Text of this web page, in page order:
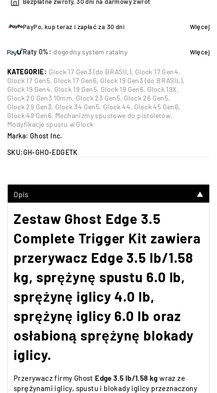
PayPo, kup teraz i zapłać za 30 dni Więcej
Raty 0%: dogodny system ratalny Więcej
KATEGORIE: Glock 17 Gen3 (do BRASIL), Glock 17 Gen4,
Glock 17 Gen5, Glock 17 Gen6, Glock 19 Gen3 (do BRASIL),
Glock 19 Gen4, Glock 19 Gen5, Glock 19 Gen6, Glock 19X,
Glock 20 Gen3 10mm, Glock 23 Gen5, Glock 26 Gen5,
Glock 29 Gen3, Glock 34 Gen5, Glock 44, Glock 45 Gen6,
Glock 49 Gen6, Mechanizmy spustowe do pistoletów,
Modyfikacje spustu w Glock
Marka: Ghost Inc.
SKU:GH-GHO-EDGETK
Opis ▼
Zestaw Ghost Edge 3.5
Complete Trigger Kit zawiera
przerywacz Edge 3.5 lb/1.58
kg, sprężynę spustu 6.0 lb,
sprężynę iglicy 4.0 lb,
sprężynę iglicy 6.0 lb oraz
osłabioną sprężynę blokady
iglicy.
Przerywacz firmy Ghost Edge 3.5 lb/1.58 kg wraz ze
sprężynami iglicy, spustu i blokady iglicy przeznaczony